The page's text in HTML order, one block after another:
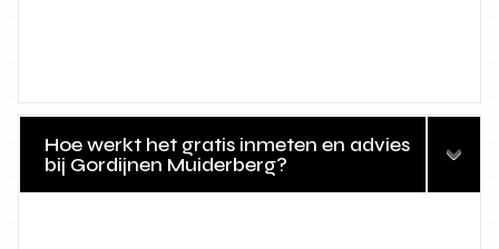
Hoe werkt het gratis inmeten en advies
bij Gordijnen Muiderberg?